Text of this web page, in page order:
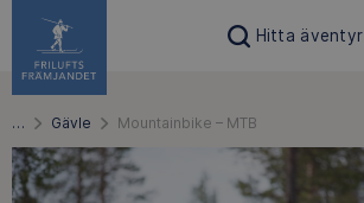
Hitta äventyr
… Gävle Mountainbike – MTB